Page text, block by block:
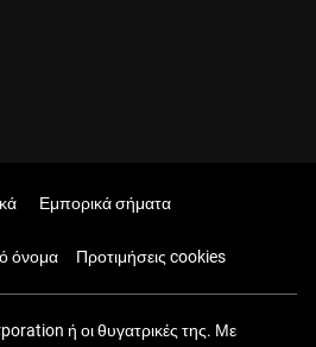
Εμπορικά σήματα
όνομα Προτιμήσεις cookies
ή οι θυγατρικές της. Με